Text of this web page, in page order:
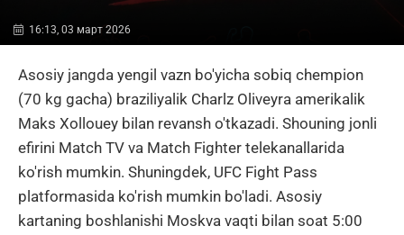
16:13, 03 март 2026
Asosiy jangda yengil vazn bo'yicha sobiq chempion
(70 kg gacha) braziliyalik Charlz Oliveyra amerikalik
Maks Xollouey bilan revansh o'tkazadi. Shouning jonli
efirini Match TV va Match Fighter telekanallarida
ko'rish mumkin. Shuningdek, UFC Fight Pass
platformasida ko'rish mumkin bo'ladi. Asosiy
kartaning boshlanishi Moskva vaqti bilan soat 5:00